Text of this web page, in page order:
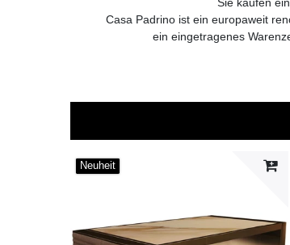
Sie kaufen
Casa Padrino ist ein europaweit
ein eingetragenes
Neuheit